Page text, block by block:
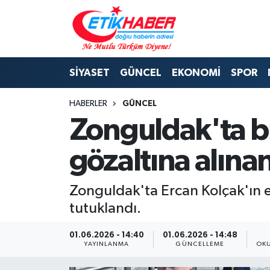
SİYASET GÜNCEL EKONOMİ SPOR
HABERLER GÜNCEL
Zonguldak'ta
gözaltına
Zonguldak'ta Ercan Kolçak'ın
tutuklandı.
01.06.2026 - 14:40
YAYINLANMA
01.06.2026 - 14:48
GÜNCELLEME
BİLİM-TEKNOLOJİ
DIŞ POLİTİKA
EĞİTİM GENÇLİK
EKONOMİ
KÖŞE YAZILARI
KÜLTÜR-SANAT-MAGAZİN
Nöbetçi Eczaneler
Hava Durumu
İstanbul Namaz Vakitleri
Trafik Durumu
Süper Lig Puan Durumu ve Fikstür
Tüm Manşetler
Son Dakika Haberleri